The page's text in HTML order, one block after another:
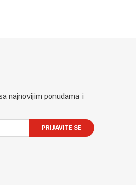
najnovijim ponudama i
PRIJAVITE SE